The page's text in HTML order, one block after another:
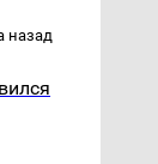
назад